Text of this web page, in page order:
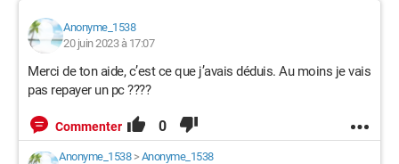
Anonyme_1538
20 juin 2023 à 17:07
Merci de ton aide, c’est ce que j’avais déduis. Au moins je vais
pas repayer un pc ????
Commenter 0
Anonyme_1538> Anonyme_1538